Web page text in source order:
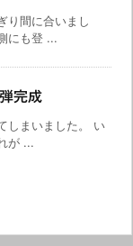
り間に合いまし
にも登 ...
完成
しまいました。 い
が ...